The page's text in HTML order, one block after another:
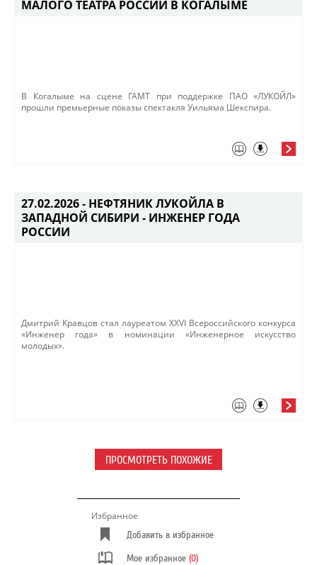
МАЛОГО ТЕАТРА РОССИИ В КОГАЛЫМЕ
​В Когалыме на сцене ГАМТ при поддержке ПАО «ЛУКОЙЛ»
прошли премьерные показы спектакля Уильяма Шекспира.​
27.02.2026 - НЕФТЯНИК ЛУКОЙЛА В
ЗАПАДНОЙ СИБИРИ - ИНЖЕНЕР ГОДА
РОССИИ
​​Дмитрий Кравцов стал лауреатом XXVI Всероссийского конкурса
«Инженер года» в номинации «Инженерное искусство
молодых».
ПРОСМОТРЕТЬ ПОХОЖИЕ
Избранное
Добавить в избранное
Мое избранное (0)